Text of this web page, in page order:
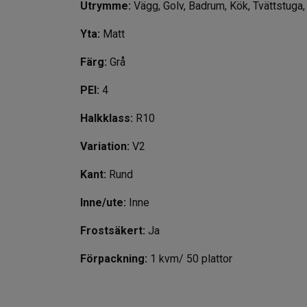
Utrymme: Vägg, Golv, Badrum, Kök,
Yta: Matt
Färg: Grå
PEI: 4
Halkklass: R10
Variation: V2
Kant: Rund
Inne/ute: Inne
Frostsäkert: Ja
Förpackning: 1 kvm/ 50 plattor